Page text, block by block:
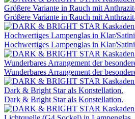
Größere Variante in Rauch mit
Hochwertiges Lampenglas in Klar/
Wunderbares Arrangement der
Dark & Bright Star als Konstellation.